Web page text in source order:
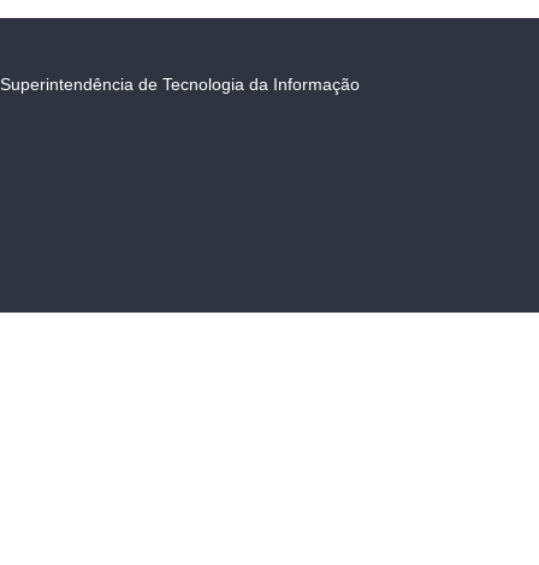
Superintendência de Tecnologia da Informação